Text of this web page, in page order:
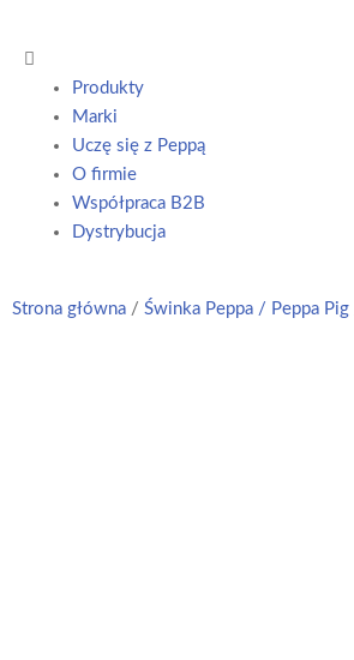
Produkty
Marki
Uczę się z Peppą
O firmie
Współpraca B2B
Dystrybucja
Strona główna / Świnka Peppa / Peppa Pig